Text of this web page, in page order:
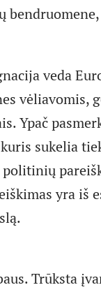
veda
vėliavomis,
Ypač
sukelia
yra iš
Trūksta